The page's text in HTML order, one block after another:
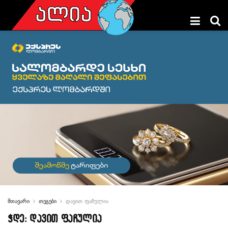
მთავარი თეგები დავით ფაჩულია
ჭდე: დავით ფაჩულია